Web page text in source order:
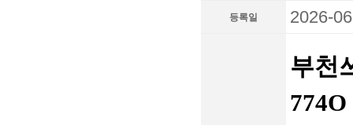
등록일 2026-
부천